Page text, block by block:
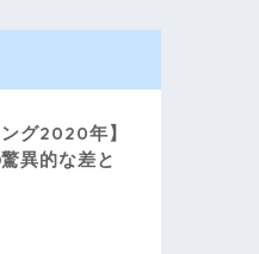
グ2020年】
異的な差と